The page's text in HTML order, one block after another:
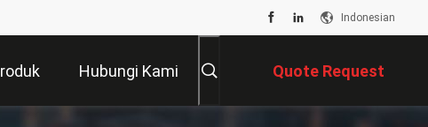
Indonesian
Hubungi Kami Quote Request